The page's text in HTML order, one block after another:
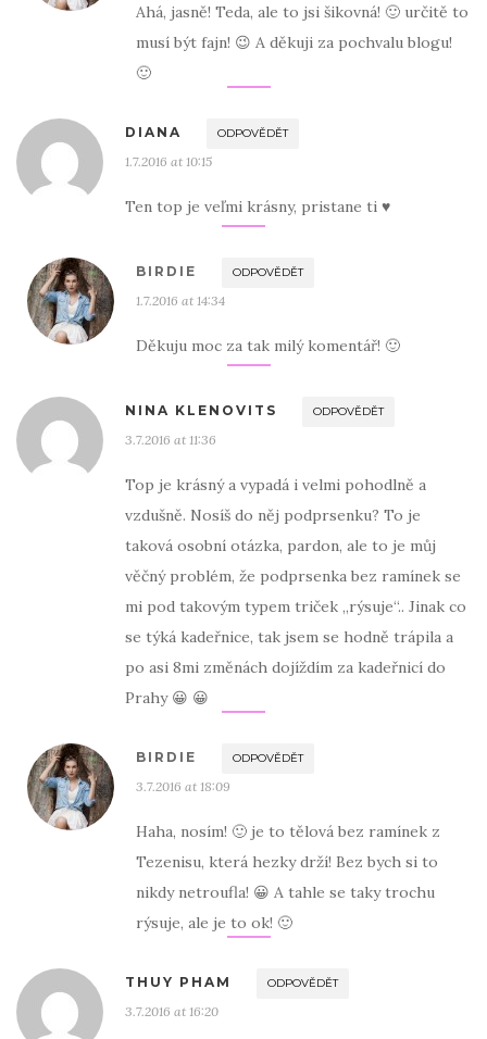
Ahá, jasně! Teda, ale to jsi šikovná! 🙂 určitě to
musí být fajn! 😉 A děkuji za pochvalu blogu!
🙂
DIANA ODPOVĚDĚT
1.7.2016 at 10:15
Ten top je veľmi krásny, pristane ti ♥
BIRDIE ODPOVĚDĚT
1.7.2016 at 14:34
Děkuju moc za tak milý komentář! 🙂
NINA KLENOVITS ODPOVĚDĚT
3.7.2016 at 11:36
Top je krásný a vypadá i velmi pohodlně a
vzdušně. Nosíš do něj podprsenku? To je
taková osobní otázka, pardon, ale to je můj
věčný problém, že podprsenka bez ramínek se
mi pod takovým typem triček „rýsuje“.. Jinak co
se týká kadeřnice, tak jsem se hodně trápila a
po asi 8mi změnách dojíždím za kadeřnicí do
Prahy 😀 😀
BIRDIE ODPOVĚDĚT
3.7.2016 at 18:09
Haha, nosím! 🙂 je to tělová bez ramínek z
Tezenisu, která hezky drží! Bez bych si to
nikdy netroufla! 😀 A tahle se taky trochu
rýsuje, ale je to ok! 🙂
THUY PHAM ODPOVĚDĚT
3.7.2016 at 16:20